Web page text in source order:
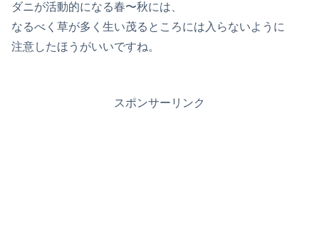
ダニが活動的になる春〜秋には、
なるべく草が多く生い茂るところには入らないように
注意したほうがいいですね。
スポンサーリンク